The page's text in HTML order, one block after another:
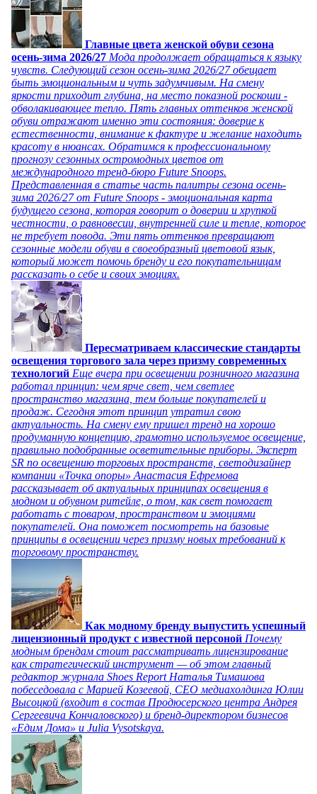
Главные цвета женской обуви сезона
осень-зима 2026/27 Мода продолжает обращаться к языку
чувств. Следующий сезон осень-зима 2026/27 обещает
быть эмоциональным и чуть задумчивым. На смену
яркости приходит глубина, на место показной роскоши -
обволакивающее тепло. Пять главных оттенков женской
обуви отражают именно эти состояния: доверие к
естественности, внимание к фактуре и желание находить
красоту в нюансах. Обратимся к профессиональному
прогнозу сезонных остромодных цветов от
международного тренд-бюро Future Snoops.
Представленная в статье часть палитры сезона осень-
зима 2026/27 от Future Snoops - эмоциональная карта
будущего сезона, которая говорит о доверии и хрупкой
честности, о равновесии, внутренней силе и тепле, которое
не требует повода. Эти пять оттенков превращают
сезонные модели обуви в своеобразный цветовой язык,
который может помочь бренду и его покупательницам
рассказать о себе и своих эмоциях.
Пересматриваем классические стандарты
освещения торгового зала через призму современных
технологий Еще вчера при освещении розничного магазина
работал принцип: чем ярче свет, чем светлее
пространство магазина, тем больше покупателей и
продаж. Сегодня этот принцип утратил свою
актуальность. На смену ему пришел тренд на хорошо
продуманную концепцию, грамотно используемое освещение,
правильно подобранные осветительные приборы. Эксперт
SR по освещению торговых пространств, светодизайнер
компании «Точка опоры» Анастасия Ефремова
рассказывает об актуальных принципах освещения в
модном и обувном ритейле, о том, как свет помогает
работать с товаром, пространством и эмоциями
покупателей. Она поможет посмотреть на базовые
принципы в освещении через призму новых требований к
торговому пространству.
Как модному бренду выпустить успешный
лицензионный продукт с известной персоной Почему
модным брендам стоит рассматривать лицензирование
как стратегический инструмент — об этом главный
редактор журнала Shoes Report Наталья Тимашова
побеседовала с Марией Козеевой, СЕО медиахолдинга Юлии
Высоцкой (входит в состав Продюсерского центра Андрея
Сергеевича Кончаловского) и бренд-директором бизнесов
«Едим Дома» и Julia Vysotskaya.